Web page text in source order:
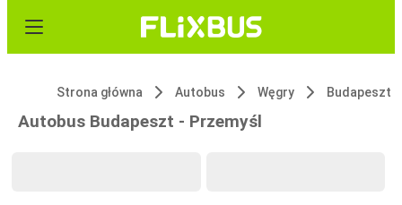
Strona główna Autobus Węgry Budapeszt
Autobus Budapeszt - Przemyśl